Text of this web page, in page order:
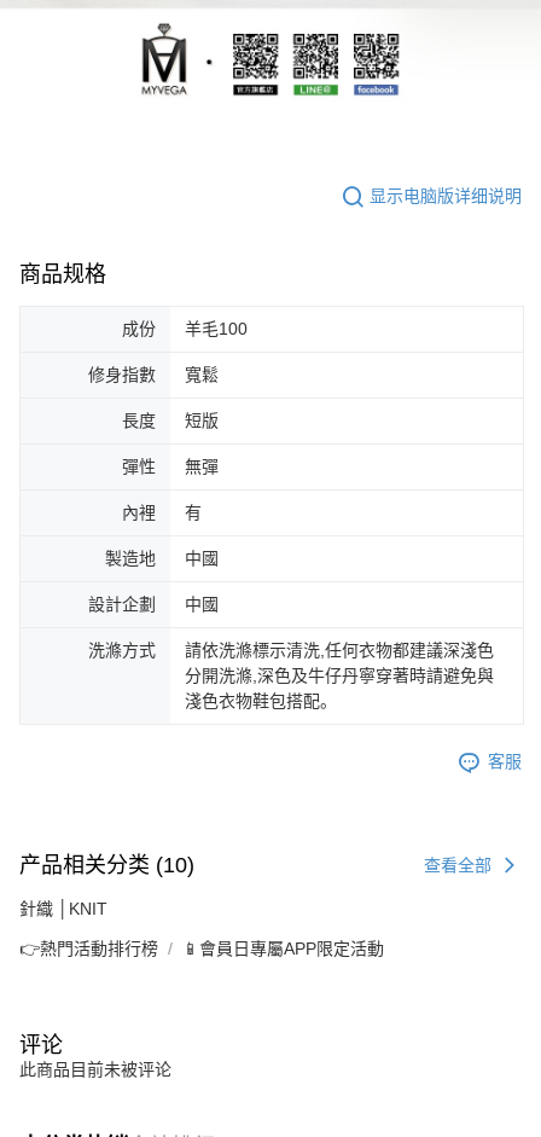
显示电脑版详细说明
商品规格
成份 羊毛100
修身指數 寬鬆
長度 短版
彈性 無彈
內裡 有
製造地 中國
設計企劃 中國
洗滌方式
請依洗滌標示清洗,任何衣物都建議深淺色
分開洗滌,深色及牛仔丹寧穿著時請避免與
淺色衣物鞋包搭配。
客服
产品相关分类 (10) 查看全部
針織 │KNIT
👉熱門活動排行榜 📱會員日專屬APP限定活動
评论
此商品目前未被评论